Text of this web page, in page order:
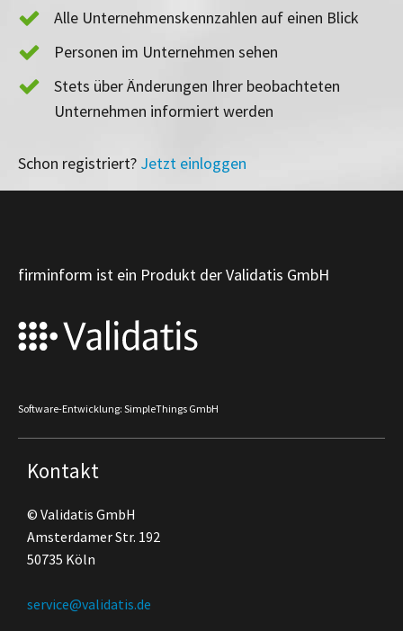
Alle Unternehmenskennzahlen auf einen Blick
Personen im Unternehmen sehen
Stets über Änderungen Ihrer beobachteten
Unternehmen informiert werden
Schon registriert? Jetzt einloggen
firminform ist ein Produkt der Validatis GmbH
Software-Entwicklung: SimpleThings GmbH
Kontakt
© Validatis GmbH
Amsterdamer Str. 192
50735 Köln
service@validatis.de